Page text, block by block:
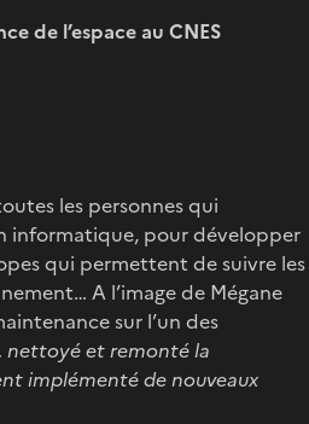
de l’espace au CNES
les personnes qui
informatique, pour développer
qui permettent de suivre les
A l’image de Mégane
sur l’un des
nettoyé et remonté la
implémenté de nouveaux